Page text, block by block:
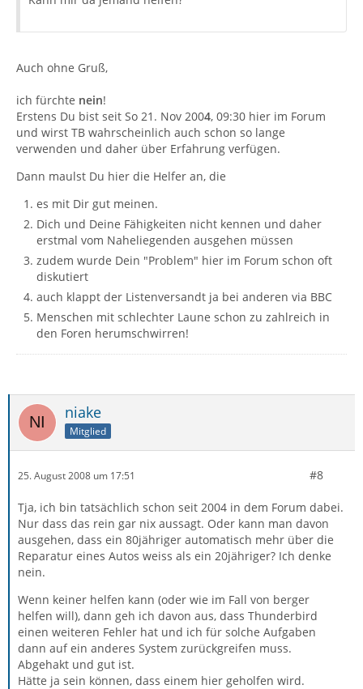
Auch ohne Gruß,
ich fürchte nein!
Erstens Du bist seit So 21. Nov 2004, 09:30 hier im Forum
und wirst TB wahrscheinlich auch schon so lange
verwenden und daher über Erfahrung verfügen.
Dann maulst Du hier die Helfer an, die
es mit Dir gut meinen.
Dich und Deine Fähigkeiten nicht kennen und daher
erstmal vom Naheliegenden ausgehen müssen
zudem wurde Dein "Problem" hier im Forum schon oft
diskutiert
auch klappt der Listenversandt ja bei anderen via BBC
Menschen mit schlechter Laune schon zu zahlreich in
den Foren herumschwirren!
niake
Mitglied
25. August 2008 um 17:51 #8
Tja, ich bin tatsächlich schon seit 2004 in dem Forum dabei.
Nur dass das rein gar nix aussagt. Oder kann man davon
ausgehen, dass ein 80jähriger automatisch mehr über die
Reparatur eines Autos weiss als ein 20jähriger? Ich denke
nein.
Wenn keiner helfen kann (oder wie im Fall von berger
helfen will), dann geh ich davon aus, dass Thunderbird
einen weiteren Fehler hat und ich für solche Aufgaben
dann auf ein anderes System zurückgreifen muss.
Abgehakt und gut ist.
Hätte ja sein können, dass einem hier geholfen wird.